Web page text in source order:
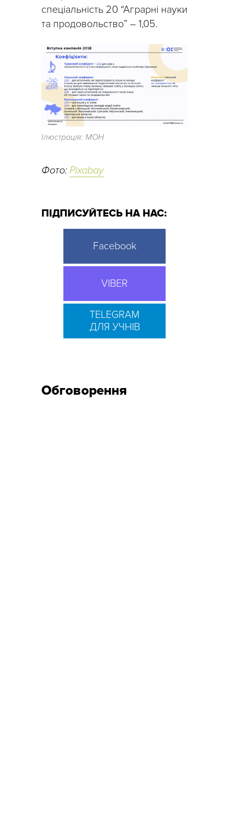
спеціальність 20 “Аграрні науки
та продовольство” – 1,05.
Ілюстрація: МОН
Фото: Pixabay
ПІДПИСУЙТЕСЬ НА НАС:
Facebook
VIBER
TELEGRAM
ДЛЯ УЧНІВ
Обговорення